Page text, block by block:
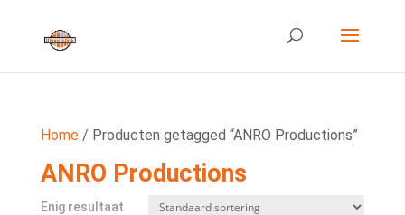
Home/ Producten getagged “ANRO Productions”
ANRO Productions
Enig resultaat